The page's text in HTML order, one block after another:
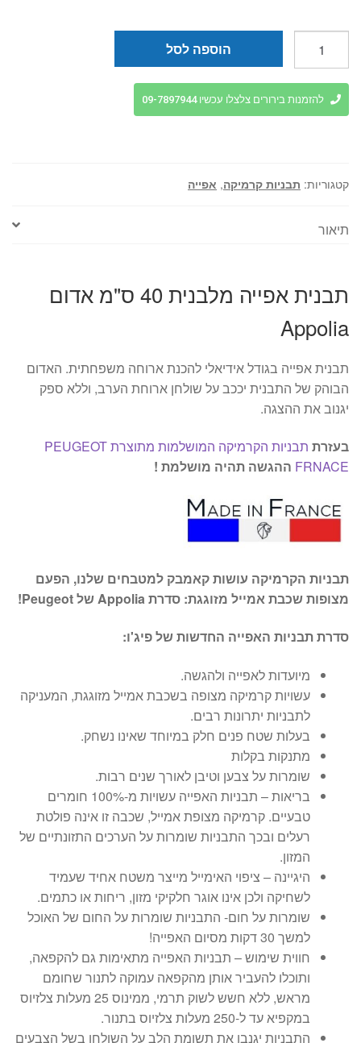
תבנית
אפייה
מלבנית
אדום
הוספה לסל
להזמנות בירורים צלצלו עכשיו 09-7897944
קטגוריות: תבניות קרמיקה, אפייה
תיאור
תבנית אפייה מלבנית 40 ס"מ אדום
Appolia
תבנית אפייה בגודל אידיאלי להכנת ארוחה משפחתית. האדום
הבוהק של התבנית יככב על שולחן ארוחת הערב, וללא ספק
יגנוב את ההצגה.
בעזרת
תבניות הקרמיקה המושלמות מתוצרת PEUGEOT
FRNACE ההגשה תהיה מושלמת !
תבניות הקרמיקה עושות קאמבק למטבחים שלנו, הפעם
מצופות שכבת אמייל מזוגגת: סדרת Appolia של Peugeot!
סדרת תבניות האפייה החדשות של פיג'ו:
מיועדות לאפייה ולהגשה.
עשויות קרמיקה מצופה בשכבת אמייל מזוגגת, המעניקה
לתבניות יתרונות רבים.
בעלות שטח פנים חלק במיוחד שאינו נשחק.
מתנקות בקלות
שומרות על צבען וטיבן לאורך שנים רבות.
בריאות – תבניות האפייה עשויות מ-100% חומרים
טבעיים. קרמיקה מצופת אמייל, שכבה זו אינה פולטת
רעלים ובכך התבניות שומרות על הערכים התזונתיים של
המזון.
היגיינה – ציפוי האימייל מייצר משטח אחיד שעמיד
לשחיקה ולכן אינו אוגר חלקיקי מזון, ריחות או כתמים.
שומרות על חום- התבניות שומרות על החום של האוכל
למשך 30 דקות מסיום האפייה!
חווית שימוש – תבניות האפייה מתאימות גם להקפאה,
ותוכלו להעביר אותן מהקפאה עמוקה לתנור שחומם
מראש, ללא חשש לשוק תרמי, ממינוס 25 מעלות צלזיוס
במקפיא עד ל-250 מעלות צלזיוס בתנור.
התבניות יגנבו את תשומת הלב על השולחן בשל הצבעים